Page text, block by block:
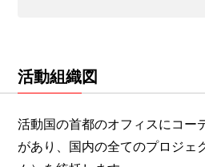
活動組織図
活動国の首都のオフィスにコー
があり、国内の全てのプロジェ